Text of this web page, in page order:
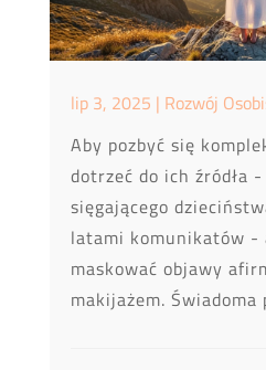
lip 3, 2025 | Rozwój
Aby pozbyć się
dotrzeć do ich źródła
sięgającego
latami komunikatów -
maskować objawy
makijażem. Świadoma